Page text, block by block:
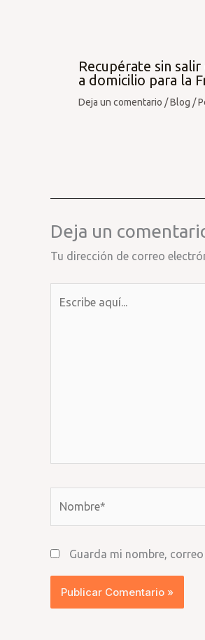
Recupérate sin
a domicilio para la
Deja un comentario /Blog /
Deja un
Tu dirección de correo
Guarda mi nombre,